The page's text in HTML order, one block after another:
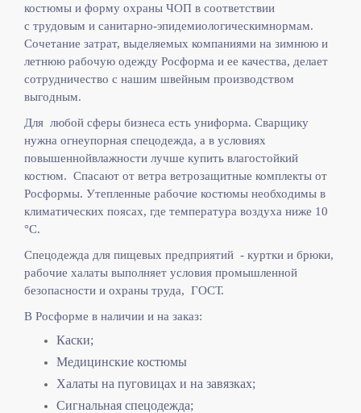
костюмы и форму охраны ЧОП в соответствии
с трудовым и санитарно-эпидемиологическимнормам.
Сочетание затрат, выделяемых компаниями на зимнюю и
летнюю рабочую одежду Росформа и ее качества, делает
сотрудничество с нашим швейным производством
выгодным.
Для любой сферы бизнеса есть униформа. Сварщику
нужна огнеупорная спецодежда, а в условиях
повышеннойвлажности лучше купить влагостойкий
костюм. Спасают от ветра ветрозащитные комплекты от
Росформы. Утепленные рабочие костюмы необходимы в
климатических поясах, где температура воздуха ниже 10
°C.
Спецодежда для пищевых предприятий - куртки и брюки,
рабочие халаты выполняет условия промышленной
безопасности и охраны труда, ГОСТ.
В Росформе в наличии и на заказ:
Каски;
Медицинские костюмы
Халаты на пуговицах и на завязках;
Сигнальная спецодежда;